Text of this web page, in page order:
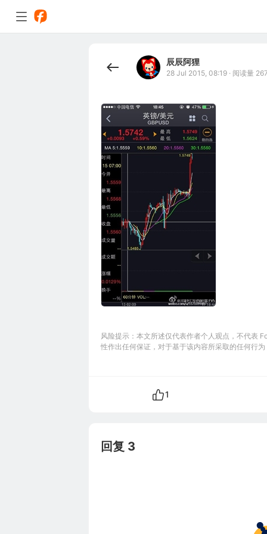
辰辰阿狸
28 Jul 2015, 08:19 · 阅读量
风险提示：本文所述仅代表作者个人观点，不代表
性作出任何保证，对于基于该内容所采取的任何行
1
回复 3